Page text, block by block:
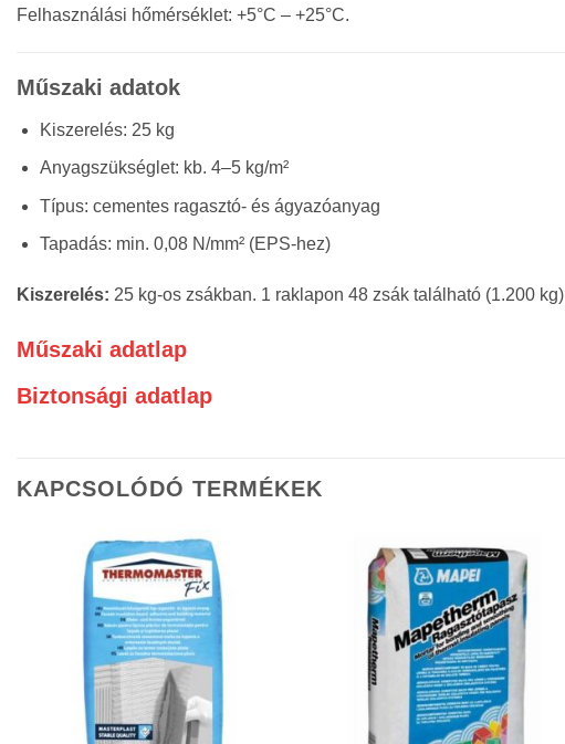
Felhasználási hőmérséklet: +5°C – +25°C.
Műszaki adatok
Kiszerelés: 25 kg
Anyagszükséglet: kb. 4–5 kg/m²
Típus: cementes ragasztó- és ágyazóanyag
Tapadás: min. 0,08 N/mm² (EPS-hez)
Kiszerelés: 25 kg-os zsákban. 1 raklapon 48 zsák található (1.200 kg)
Műszaki adatlap
Biztonsági adatlap
KAPCSOLÓDÓ TERMÉKEK